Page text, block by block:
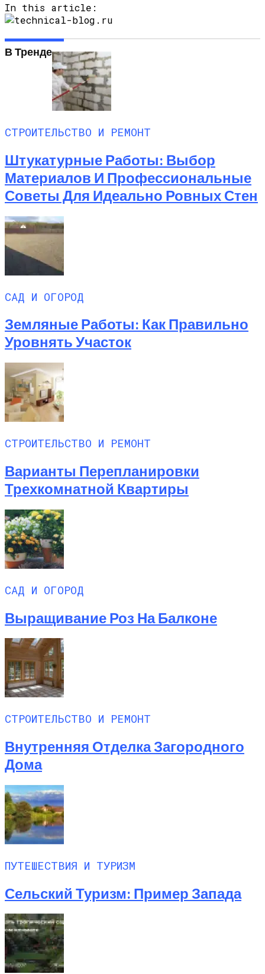
In this article:
В Тренде
СТРОИТЕЛЬСТВО И РЕМОНТ
Штукатурные Работы: Выбор
Материалов И Профессиональные
Советы Для Идеально Ровных Стен
САД И ОГОРОД
Земляные Работы: Как Правильно
Уровнять Участок
СТРОИТЕЛЬСТВО И РЕМОНТ
Варианты Перепланировки
Трехкомнатной Квартиры
САД И ОГОРОД
Выращивание Роз На Балконе
СТРОИТЕЛЬСТВО И РЕМОНТ
Внутренняя Отделка Загородного
Дома
ПУТЕШЕСТВИЯ И ТУРИЗМ
Сельский Туризм: Пример Запада